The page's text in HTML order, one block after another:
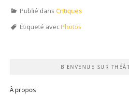
Publié dans Critiques
Étiqueté avecPhotos
BIENVENUE SUR
À propos